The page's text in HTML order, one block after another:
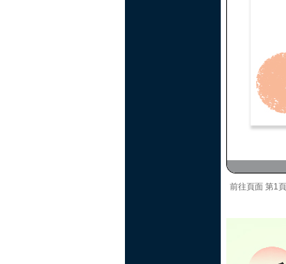
前往頁面 第1頁